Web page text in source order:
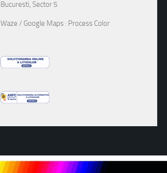
Bucuresti, Sector 5
Waze / Google Maps : Process Color